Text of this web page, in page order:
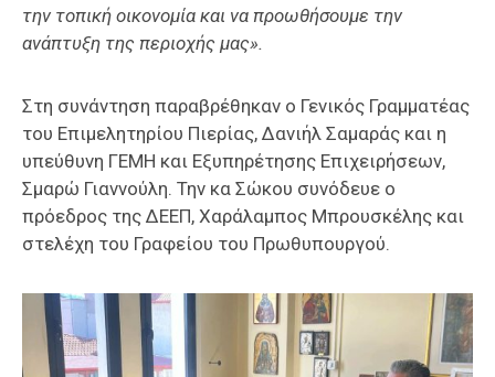
την τοπική οικονομία και να προωθήσουμε την
ανάπτυξη της περιοχής μας».
Στη συνάντηση παραβρέθηκαν ο Γενικός Γραμματέας
του Επιμελητηρίου Πιερίας, Δανιήλ Σαμαράς και η
υπεύθυνη ΓΕΜΗ και Εξυπηρέτησης Επιχειρήσεων,
Σμαρώ Γιαννούλη. Την κα Σώκου συνόδευε ο
πρόεδρος της ΔΕΕΠ, Χαράλαμπος Μπρουσκέλης και
στελέχη του Γραφείου του Πρωθυπουργού.